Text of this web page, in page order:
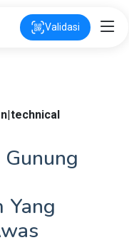
Validasi
|technical
Yang